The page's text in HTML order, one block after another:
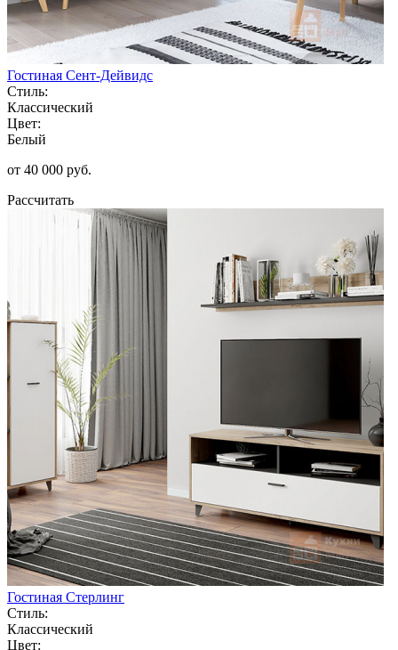
Гостиная Сент-Дейвидс
Стиль:
Классический
Цвет:
Белый
от 40 000 руб.
Рассчитать
Гостиная Стерлинг
Стиль:
Классический
Цвет: